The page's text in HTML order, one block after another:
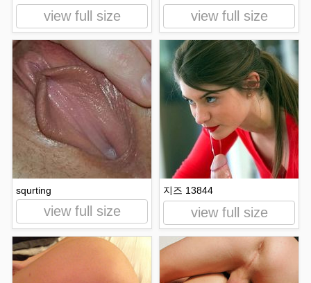
view full size view full size
squrting
view full size
지즈 13844
view full size